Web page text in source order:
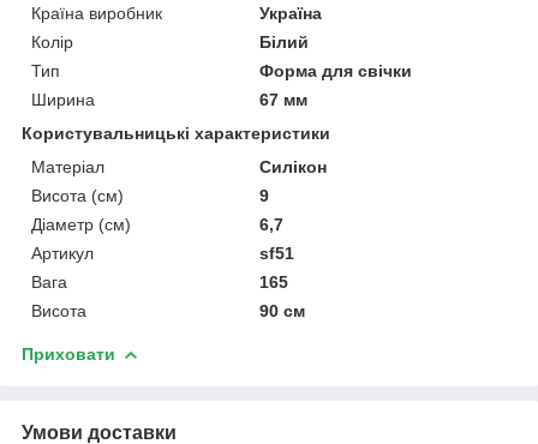
Країна виробник
Україна
Колір
Білий
Тип
Форма для свічки
Ширина
67 мм
Користувальницькі характеристики
Матеріал
Силікон
Висота (см)
9
Діаметр (см)
6,7
Артикул
sf51
Вага
165
Висота
90 см
Приховати
Умови доставки